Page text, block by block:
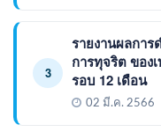
3
รายงานผลกา
การทุจริต ของ
รอบ 12 เดือน
02 มี.ค. 2566